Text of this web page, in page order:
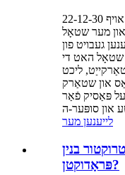
12-30
און מער שטאָל
געבויט פון
האט די
ליכט
און שטאַרק
פּאַסיק פֿאַר
לייענען מער
בנין
פּראָדוקטן?